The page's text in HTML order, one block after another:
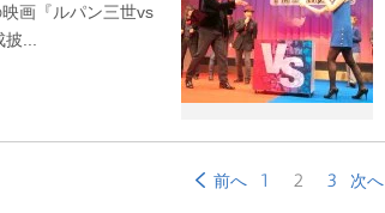
画『ルパン三世vs
...
前へ 1 2 3 次へ